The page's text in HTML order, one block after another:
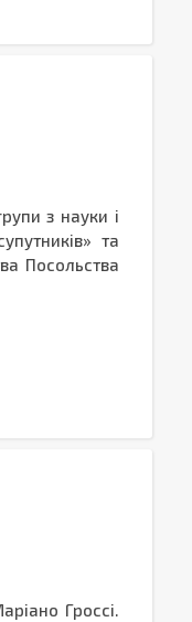
з науки і
та
Посольства
Гроссі.